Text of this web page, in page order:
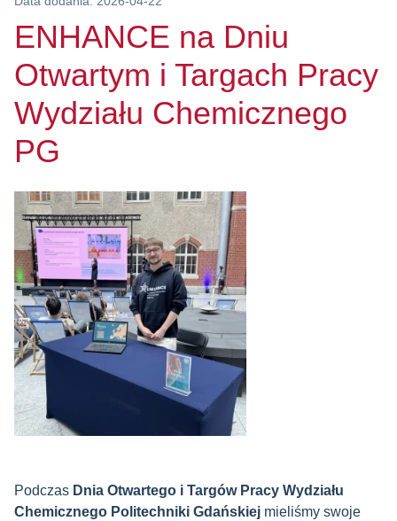
ENHANCE na Dniu
Otwartym i Targach Pracy
Wydziału Chemicznego
PG
Podczas Dnia Otwartego i Targów Pracy Wydziału
Chemicznego Politechniki Gdańskiej mieliśmy swoje